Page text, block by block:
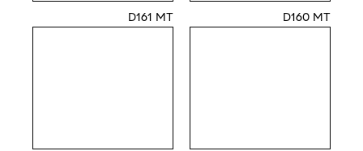
D160 MT
D161 MT